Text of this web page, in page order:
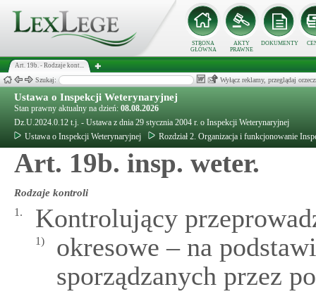
STRONA
GŁÓWNA
AKTY
PRAWNE
DOKUMENTY
Art. 19b. - Rodzaje kont...
Szukaj: Wyłącz reklamy, przeglądaj
Ustawa o Inspekcji Weterynaryjnej
Stan prawny aktualny na dzień: 08.08.2026
Dz.U.2024.0.12 t.j. - Ustawa z dnia 29 stycznia 2004 r. o Inspekcji Weterynaryjnej
Ustawa o Inspekcji Weterynaryjnej
Rozdział 2. Organizacja i funkcjonowanie
Art. 19b. insp. weter.
Rodzaje kontroli
1. Kontrolujący
1)
okresowe – na
sporządzanych przez